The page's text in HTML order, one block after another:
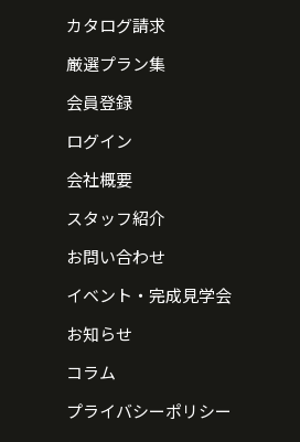
カタログ請求
厳選プラン集
会員登録
ログイン
会社概要
スタッフ紹介
お問い合わせ
イベント・完成見学会
お知らせ
コラム
プライバシーポリシー